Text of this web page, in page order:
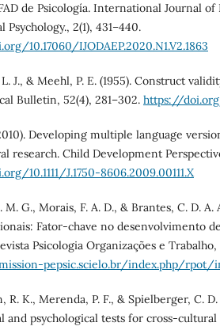
de Psicología. International Journal
Psychology., 2(1), 431–440.
10.17060/IJODAEP.2020.N1.V2.1863
J., & Meehl, P. E. (1955). Construct
Bulletin, 52(4), 281–302. https://
Developing multiple language
research. Child Development
10.1111/J.1750-8606.2009.00111.X
M. G., Morais, F. A. D., & Brantes, C. D. A.
Fator-chave no desenvolvimento
Psicologia Organizações e Trabalho,
pepsic.scielo.br/index.php/rpot/
R. K., Merenda, P. F., & Spielberger, C.
and psychological tests for cross-cultural